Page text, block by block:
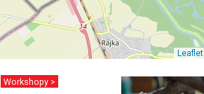
Leaflet
Workshopy >